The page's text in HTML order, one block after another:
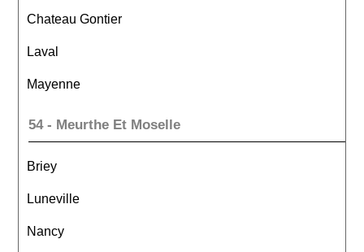
Chateau Gontier
Laval
Mayenne
54 - Meurthe Et Moselle
Briey
Luneville
Nancy